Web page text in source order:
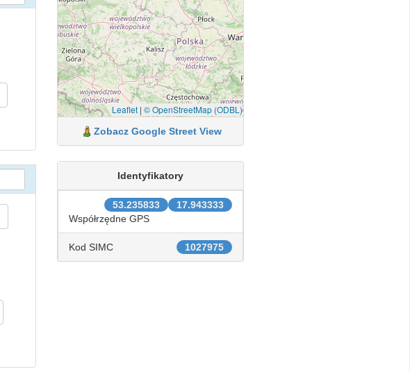
Leaflet| © OpenStreetMap (ODBL)
Zobacz Google Street View
Identyfikatory
17.943333
53.235833
Współrzędne GPS
1027975
Kod SIMC